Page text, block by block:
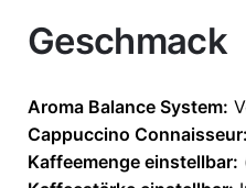
Geschmack
Aroma Balance System:
Cappuccino Connaisseur:
Kaffeemenge einstellbar: